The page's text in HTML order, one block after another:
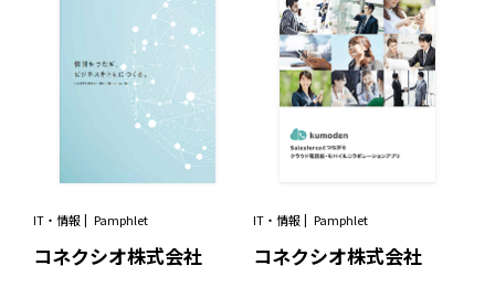
IT・情報 Pamphlet
コネクシオ株式会社
IT・情報 Pamphlet
コネクシオ株式会社